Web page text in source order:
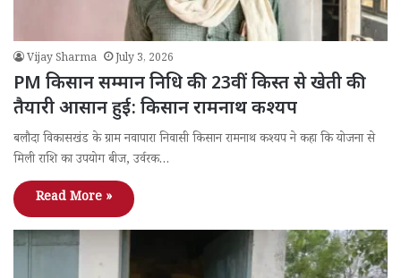
Vijay Sharma July 3, 2026
PM किसान सम्मान निधि की 23वीं किस्त से खेती की
तैयारी आसान हुई: किसान रामनाथ कश्यप
बलौदा विकासखंड के ग्राम नवापारा निवासी किसान रामनाथ कश्यप ने कहा कि योजना से
मिली राशि का उपयोग बीज, उर्वरक…
Read More »